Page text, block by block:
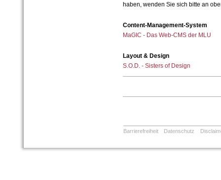
haben, wenden Sie sich bitte an
Content-Management-System
MaGIC - Das Web-CMS der MLU
Layout & Design
S.O.D. - Sisters of Design
Barrierefreiheit Datenschutz